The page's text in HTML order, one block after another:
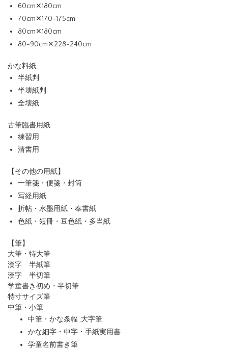
60cm✕180cm
70cm✕170-175cm
80cm✕180cm
80-90cm✕228-240cm
かな料紙
半紙判
半壊紙判
全壊紙
古筆臨書用紙
練習用
清書用
【その他の用紙】
一筆箋・便箋・封筒
写経用紙
折帖・水墨用紙・奉書紙
色紙・短冊・豆色紙・多当紙
【筆】
大筆・特大筆
漢字 半紙筆
漢字 半切筆
学童書き初め・半切筆
特寸サイズ筆
中筆・小筆
中筆・かな条幅 ,大字筆
かな細字・中字・手紙実用書
学童名前書き筆